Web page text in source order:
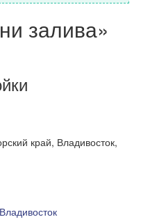
залива»
край, Владивосток,